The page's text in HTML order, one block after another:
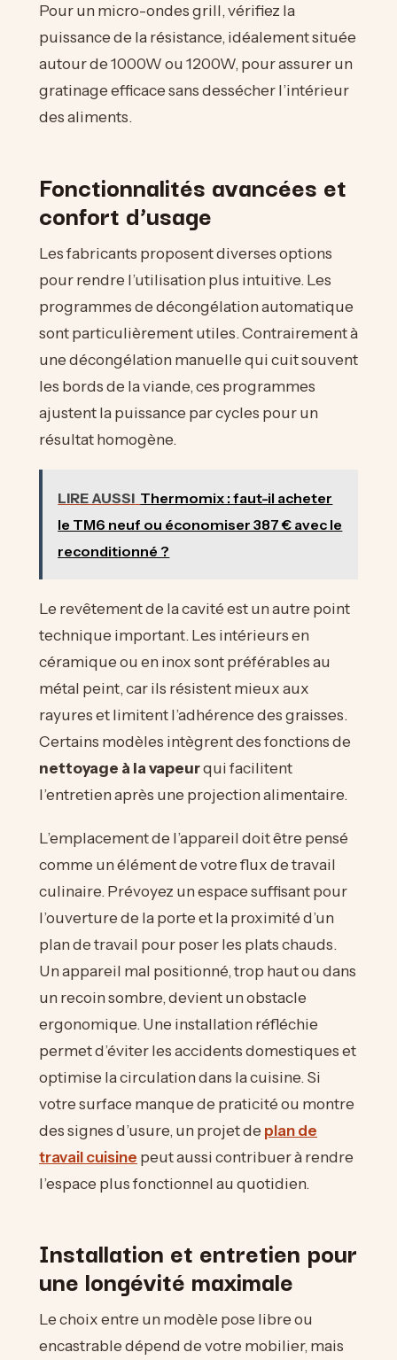
Pour un micro-ondes grill, vérifiez la
puissance de la résistance, idéalement située
autour de 1000W ou 1200W, pour assurer un
gratinage efficace sans dessécher l’intérieur
des aliments.
Fonctionnalités avancées et
confort d’usage
Les fabricants proposent diverses options
pour rendre l’utilisation plus intuitive. Les
programmes de décongélation automatique
sont particulièrement utiles. Contrairement à
une décongélation manuelle qui cuit souvent
les bords de la viande, ces programmes
ajustent la puissance par cycles pour un
résultat homogène.
LIRE AUSSI Thermomix : faut-il acheter
le TM6 neuf ou économiser 387 € avec le
reconditionné ?
Le revêtement de la cavité est un autre point
technique important. Les intérieurs en
céramique ou en inox sont préférables au
métal peint, car ils résistent mieux aux
rayures et limitent l’adhérence des graisses.
Certains modèles intègrent des fonctions de
nettoyage à la vapeurqui facilitent
l’entretien après une projection alimentaire.
L’emplacement de l’appareil doit être pensé
comme un élément de votre flux de travail
culinaire. Prévoyez un espace suffisant pour
l’ouverture de la porte et la proximité d’un
plan de travail pour poser les plats chauds.
Un appareil mal positionné, trop haut ou dans
un recoin sombre, devient un obstacle
ergonomique. Une installation réfléchie
permet d’éviter les accidents domestiques et
optimise la circulation dans la cuisine. Si
votre surface manque de praticité ou montre
des signes d’usure, un projet de plan de
travail cuisine peut aussi contribuer à rendre
l’espace plus fonctionnel au quotidien.
Installation et entretien pour
une longévité maximale
Le choix entre un modèle pose libre ou
encastrable dépend de votre mobilier, mais